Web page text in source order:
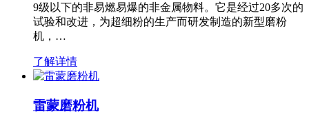
9级以下的非易燃易爆的非金属物料。它是经过20多次的
试验和改进，为超细粉的生产而研发制造的新型磨粉
机，…
了解详情
雷蒙磨粉机